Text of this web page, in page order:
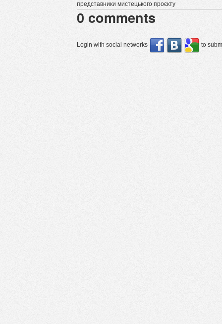
представники мистецького проєкту
0 comments
Login with social networks to